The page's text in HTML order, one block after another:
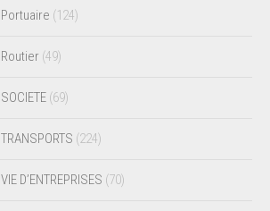
Portuaire (124)
Routier (49)
SOCIETE (69)
TRANSPORTS (224)
VIE D’ENTREPRISES (70)